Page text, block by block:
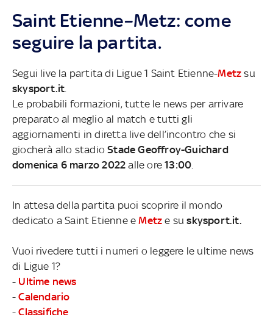
Saint Etienne–Metz: come
seguire la partita.
Segui live la partita di Ligue 1 Saint Etienne-Metz su
skysport.it
Le probabili formazioni, tutte le news per arrivare
preparato al meglio al match e tutti gli
aggiornamenti in diretta live dell’incontro che si
giocherà allo stadioStade Geoffroy-Guichard
domenica 6 marzo 2022 alle ore13:00
In attesa della partita puoi scoprire il mondo
dedicato a Saint Etienne eMetz e suskysport.it.
Vuoi rivedere tutti i numeri o leggere le ultime news
di Ligue 1?
- Ultime news
-Calendario
-Classifiche